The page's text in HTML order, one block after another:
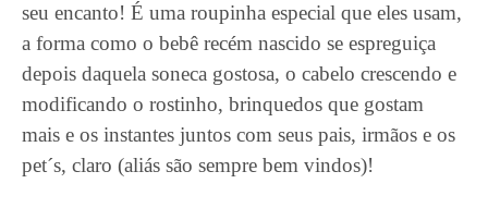
seu encanto! É uma roupinha especial que eles usam,
a forma como o bebê recém nascido se espreguiça
depois daquela soneca gostosa, o cabelo crescendo e
modificando o rostinho, brinquedos que gostam
mais e os instantes juntos com seus pais, irmãos e os
pet´s, claro (aliás são sempre bem vindos)!